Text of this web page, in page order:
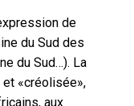
de
du Sud des
du Sud…). La
«créolisée»,
aux